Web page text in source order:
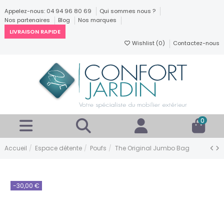
Appelez-nous: 04 94 96 80 69
Qui sommes nous ?
Nos partenaires
Blog
Nos marques
LIVRAISON RAPIDE
Wishlist (0) Contactez-nous
0
Accueil Espace détente Poufs The Original Jumbo Bag
-30,00 €